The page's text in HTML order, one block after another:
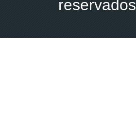
reservados